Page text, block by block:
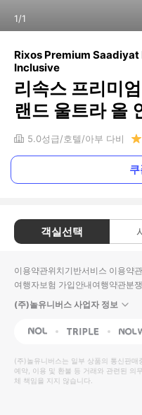
1/1
Rixos Premium Saadiyat
Inclusive
리속스 프리미
랜드 울트라 올
5.0성급 호텔 아부 다비
객실선택
이용약관위치기반서비스 이용약관
여행자보험 가입안내여행약관분
(주)놀유니버스 사업자 정보
NOL Triple
(주)놀유니버스는 일부 상품의 통신판매
예약, 이용 및 환불 등 거래와 관련된 의
체 책임을 지지 않습니다.